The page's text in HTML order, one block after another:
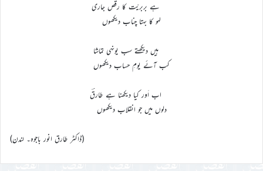
ہے بربریّت کا رقص جاری
لہو کا بہتا چناب دیکھوں
ہیں دیکھتے سب یونہی تماشا
کب آئے یومِ حساب دیکھوں
اب اَور کیا دیکھنا ہے طارقؔ
دلوں میں جو انقلاب دیکھوں
(ڈاکٹر طارق انور باجوہ۔ لندن)